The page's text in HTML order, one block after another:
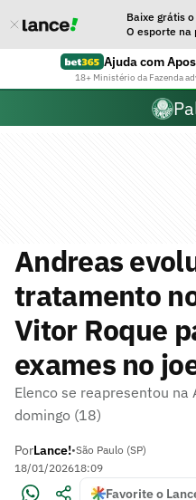
Baixe grátis
O esporte na
Ajuda com
18+ Ministério da Fazenda
Andreas
tratamento
Vitor Roque
exames no
Elenco se reapresentou
domingo (18)
PorLance!•São Paulo (SP)
18/01/202618:09
Favorite o